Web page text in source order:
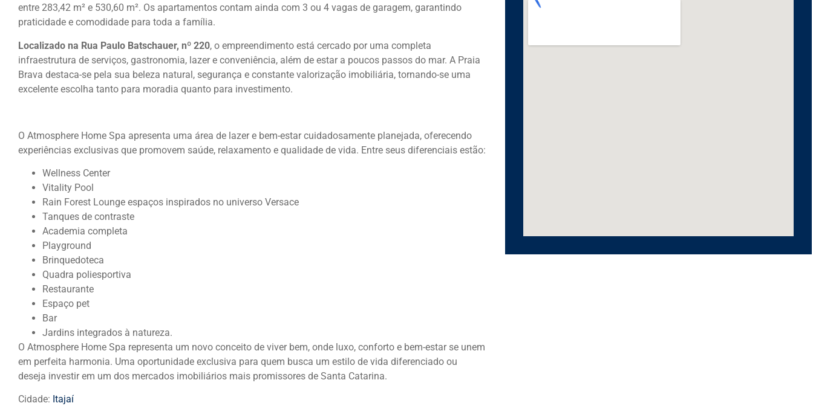
entre 283,42 m² e 530,60 m². Os apartamentos contam ainda com 3 ou 4 vagas de garagem, garantindo
praticidade e comodidade para toda a família.
Localizado na Rua Paulo Batschauer, nº 220, o empreendimento está cercado por uma completa
infraestrutura de serviços, gastronomia, lazer e conveniência, além de estar a poucos passos do mar. A Praia
Brava destaca-se pela sua beleza natural, segurança e constante valorização imobiliária, tornando-se uma
excelente escolha tanto para moradia quanto para investimento.
O Atmosphere Home Spa apresenta uma área de lazer e bem-estar cuidadosamente planejada, oferecendo
experiências exclusivas que promovem saúde, relaxamento e qualidade de vida. Entre seus diferenciais estão:
Wellness Center
Vitality Pool
Rain Forest Lounge espaços inspirados no universo Versace
Tanques de contraste
Academia completa
Playground
Brinquedoteca
Quadra poliesportiva
Restaurante
Espaço pet
Bar
Jardins integrados à natureza.
O Atmosphere Home Spa representa um novo conceito de viver bem, onde luxo, conforto e bem-estar se unem
em perfeita harmonia. Uma oportunidade exclusiva para quem busca um estilo de vida diferenciado ou
deseja investir em um dos mercados imobiliários mais promissores de Santa Catarina.
Cidade: Itajaí